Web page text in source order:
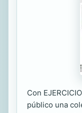
Con
público una